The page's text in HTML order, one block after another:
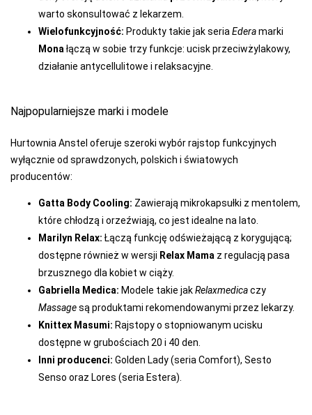
warto skonsultować z lekarzem.
Wielofunkcyjność: Produkty takie jak seria Ederamarki
Monałączą w sobie trzy funkcje: ucisk przeciwżylakowy,
działanie antycellulitowe i relaksacyjne.
Najpopularniejsze marki i modele
Hurtownia Anstel oferuje szeroki wybór rajstop funkcyjnych
wyłącznie od sprawdzonych, polskich i światowych
producentów:
Gatta Body Cooling: Zawierają mikrokapsułki z mentolem,
które chłodzą i orzeźwiają, co jest idealne na lato.
Marilyn Relax: Łączą funkcję odświeżającą z korygującą;
dostępne również w wersji Relax Mama z regulacją pasa
brzusznego dla kobiet w ciąży.
Gabriella Medica: Modele takie jakRelaxmedicaczy
Massagesą produktami rekomendowanymi przez lekarzy.
Knittex Masumi: Rajstopy o stopniowanym ucisku
dostępne w grubościach 20 i 40 den.
Inni producenci: Golden Lady (seria Comfort), Sesto
Senso oraz Lores (seria Estera).